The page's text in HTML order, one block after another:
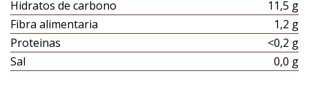
Hidratos de carbono
11,5 g
Fibra alimentaria
1,2 g
Proteinas
<0,2 g
Sal
0,0 g